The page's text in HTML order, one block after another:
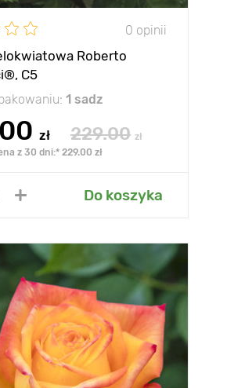
0 opinii
Roberto
C5
1 sadz
zł 229.00 zł
z 30 dni:* 229.00 zł
Do koszyka